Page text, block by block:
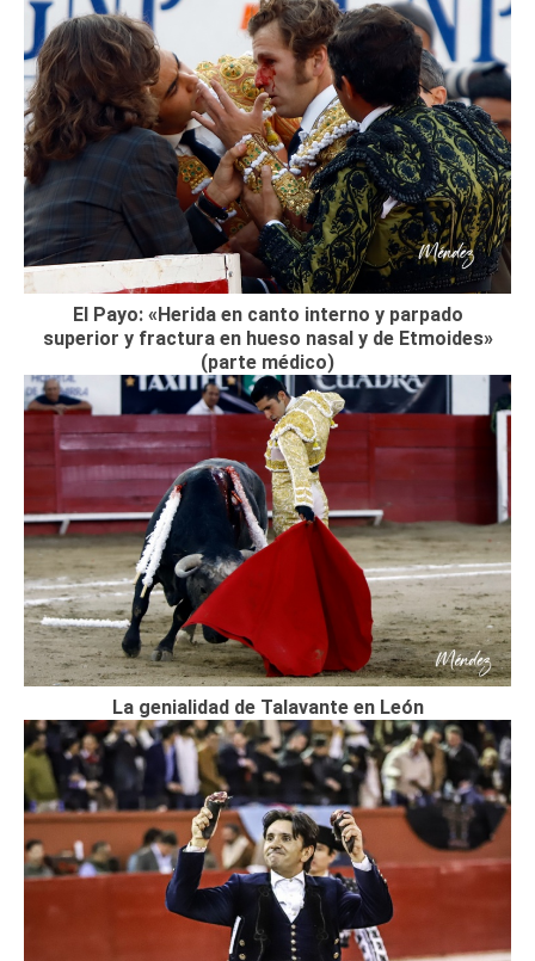
El Payo: «Herida en canto interno y parpado
superior y fractura en hueso nasal y de Etmoides»
(parte médico)
La genialidad de Talavante en León